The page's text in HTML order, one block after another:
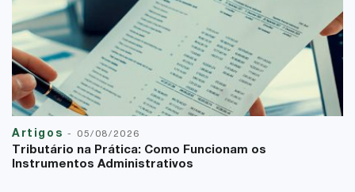
Artigos - 05/08/2026
Tributário na Prática: Como Funcionam os
Instrumentos Administrativos